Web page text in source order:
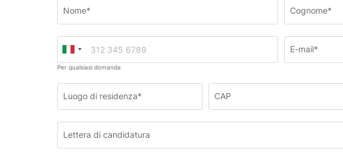
Nome* Cognome*
Per qualsiasi domanda
E-mail*
Luogo di residenza* CAP
Lettera di candidatura